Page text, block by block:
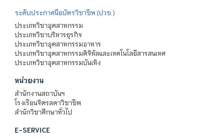
ระดับประกาศนียบัตรวิชาชีพ (ปวช.)
ประเภทวิชาอุตสาหกรรม
ประเภทวิชาบริหารธุรกิจ
ประเภทวิชาอุตสาหกรรมอาหาร
ประเภทวิชาอุตสาหกรรมดิจิทัลและเทคโนโลยีสารสนเทศ
ประเภทวิชาอุตสาหกรรมบันเทิง
หน่วยงาน
สำนักงานสถาบันฯ
โรงเรียนจิตรลดาวิชาชีพ
สำนักวิชาศึกษาทั่วไป
E-SERVICE